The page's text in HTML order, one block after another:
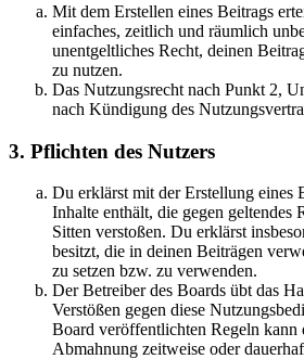
Mit dem Erstellen eines Beitrags
einfaches, zeitlich und räumlich
unentgeltliches Recht, deinen
zu nutzen.
Das Nutzungsrecht nach Punkt 2,
nach Kündigung des
3. Pflichten des Nutzers
Du erklärst mit der Erstellung eines
Inhalte enthält, die gegen geltendes
Sitten verstoßen. Du erklärst
besitzt, die in deinen Beiträgen
zu setzen bzw. zu verwenden.
Der Betreiber des Boards übt das
Verstößen gegen diese
Board veröffentlichten Regeln kann
Abmahnung zeitweise oder